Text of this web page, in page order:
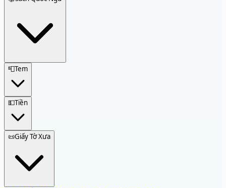
📮Tem
💵Tiền
📜Giấy Tờ Xưa